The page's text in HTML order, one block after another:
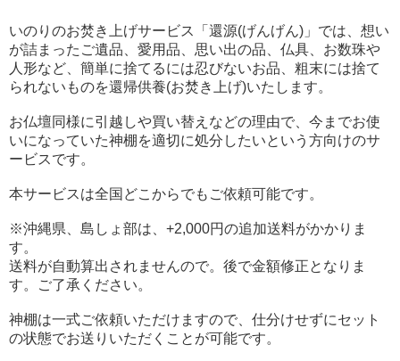
いのりのお焚き上げサービス「還源(げんげん)」 では、想い
が詰まったご遺品、愛用品、思い出の品、仏具、お数珠や
人形など、簡単に捨てるには忍びないお品、粗末には捨て
られないものを還帰供養(お焚き上げ)いたします。
お仏壇同様に引越しや買い替えなどの理由で、今までお使
いになっていた神棚を適切に処分したいという方向けのサ
ービスです。
本サービスは全国どこからでもご依頼可能です。
※沖縄県、島しょ部は、+2,000円の追加送料がかかりま
す。
送料が自動算出されませんので。後で金額修正となりま
す。ご了承ください。
神棚は一式ご依頼いただけますので、仕分けせずにセット
の状態でお送りいただくことが可能です。